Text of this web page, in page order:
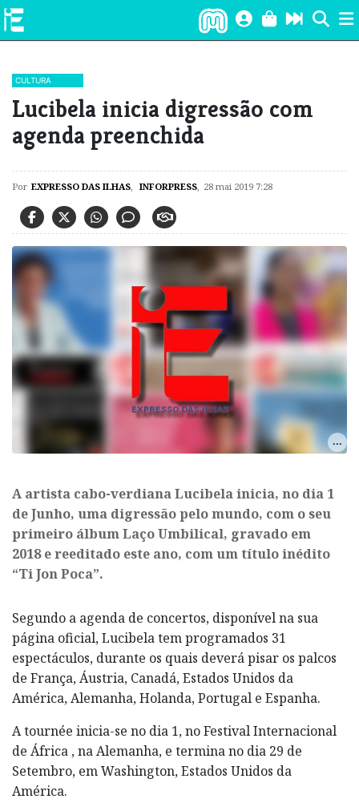
CULTURA
Lucibela inicia digressão com
agenda preenchida
Por EXPRESSO DAS ILHAS, INFORPRESS, 28 mai 2019 7:28
​A artista cabo-verdiana Lucibela inicia, no dia 1
de Junho, uma digressão pelo mundo, com o seu
primeiro álbum Laço Umbilical, gravado em
2018 e reeditado este ano, com um título inédito
“Ti Jon Poca”.
Segundo a agenda de concertos, disponível na sua
página oficial, Lucibela tem programados 31
espectáculos, durante os quais deverá pisar os palcos
de França, Áustria, Canadá, Estados Unidos da
América, Alemanha, Holanda, Portugal e Espanha.
A tournée inicia-se no dia 1, no Festival Internacional
de África , na Alemanha, e termina no dia 29 de
Setembro, em Washington, Estados Unidos da
América.